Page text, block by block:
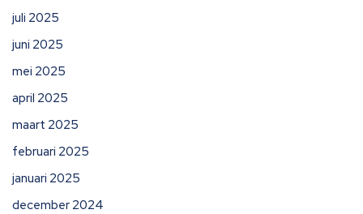
juli 2025
juni 2025
mei 2025
april 2025
maart 2025
februari 2025
januari 2025
december 2024